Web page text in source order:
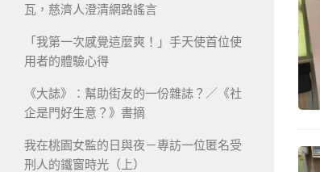
瓦，慈濟人澄清網路謠言
「我第一次感覺這麼爽！」手天使首位使
用者的體驗心得
《大誌》：幫助街友的一份雜誌？／《社
企是門好生意？》書摘
我在桃園女監的日與夜－專訪一位匿名受
刑人的鐵窗時光（上）